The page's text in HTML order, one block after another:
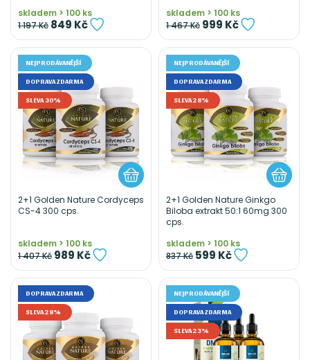
skladem > 100 ks
1 197 Kč 849 Kč
skladem > 100 ks
1 467 Kč 999 Kč
NEJPRODÁVANĚJŠÍ
DOPRAVA ZDARMA
SLEVA 30%
2+1 Golden Nature Cordyceps
CS-4 300 cps.
skladem > 100 ks
1 407 Kč 989 Kč
NEJPRODÁVANĚJŠÍ
DOPRAVA ZDARMA
SLEVA 28%
2+1 Golden Nature Ginkgo
Biloba extrakt 50:1 60mg 300
cps.
skladem > 100 ks
837 Kč 599 Kč
DOPRAVA ZDARMA
SLEVA 28%
NEJPRODÁVANĚJŠÍ
DOPRAVA ZDARMA
SLEVA 23%